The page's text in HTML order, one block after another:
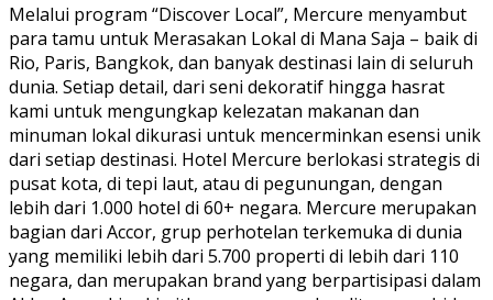
Melalui program “Discover Local”, Mercure menyambut
para tamu untuk Merasakan Lokal di Mana Saja – baik di
Rio, Paris, Bangkok, dan banyak destinasi lain di seluruh
dunia. Setiap detail, dari seni dekoratif hingga hasrat
kami untuk mengungkap kelezatan makanan dan
minuman lokal dikurasi untuk mencerminkan esensi unik
dari setiap destinasi. Hotel Mercure berlokasi strategis di
pusat kota, di tepi laut, atau di pegunungan, dengan
lebih dari 1.000 hotel di 60+ negara. Mercure merupakan
bagian dari Accor, grup perhotelan terkemuka di dunia
yang memiliki lebih dari 5.700 properti di lebih dari 110
negara, dan merupakan brand yang berpartisipasi dalam